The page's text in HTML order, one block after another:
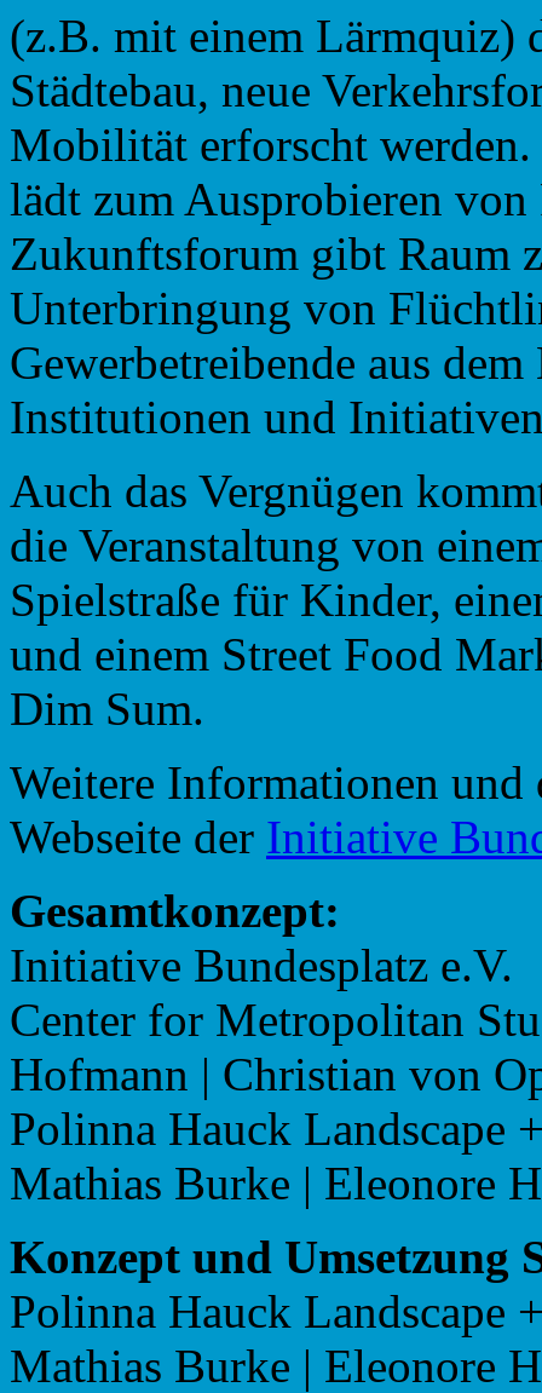
(z.B. mit einem Lärmquiz)
Städtebau, neue
Mobilität erforscht
lädt zum Ausprobieren von
Zukunftsforum gibt Raum
Unterbringung von
Gewerbetreibende aus
Institutionen und
Auch das Vergnügen
die Veranstaltung von
Spielstraße für Kinder,
und einem Street Food
Dim Sum.
Weitere Informationen und
Webseite der Initiative
Gesamtkonzept:
Initiative Bundesplatz e.V.
Center for Metropolitan
Hofmann | Christian von
Polinna Hauck Landscape
Mathias Burke | Eleonore
Konzept und Umsetzung
Polinna Hauck Landscape
Mathias Burke | Eleonore